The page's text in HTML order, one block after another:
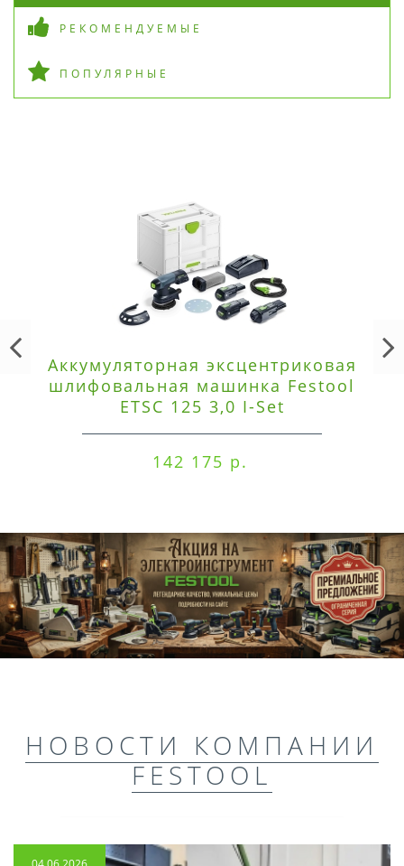
РЕКОМЕНДУЕМЫЕ
ПОПУЛЯРНЫЕ
Аккумуляторная эксцентриковая
шлифовальная машинка Festool
ETSC 125 3,0 I-Set
142 175 р.
НОВОСТИ КОМПАНИИ
FESTOOL